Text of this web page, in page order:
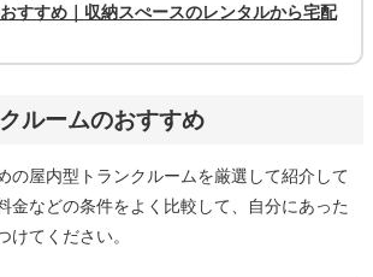
すすめ｜収納スぺースのレンタルから宅配
ルームのおすすめ
の屋内型トランクルームを厳選して紹介して
金などの条件をよく比較して、自分にあった
けてください。